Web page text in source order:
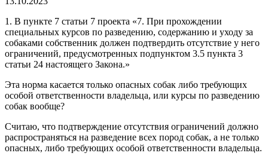
1. В пункте 7 статьи 7 проекта «7. При прохождении
специальных курсов по разведению, содержанию и уходу за
собаками собственник должен подтвердить отсутствие у него
ограничений, предусмотренных подпунктом 3.5 пункта 3
статьи 24 настоящего Закона.»
Эта норма касается только опасных собак либо требующих
особой ответственности владельца, или курсы по разведению
собак вообще?
Считаю, что подтверждение отсутствия ограничений должно
распространяться на разведение всех пород собак, а не только
опасных, либо требующих особой ответственности владельца.